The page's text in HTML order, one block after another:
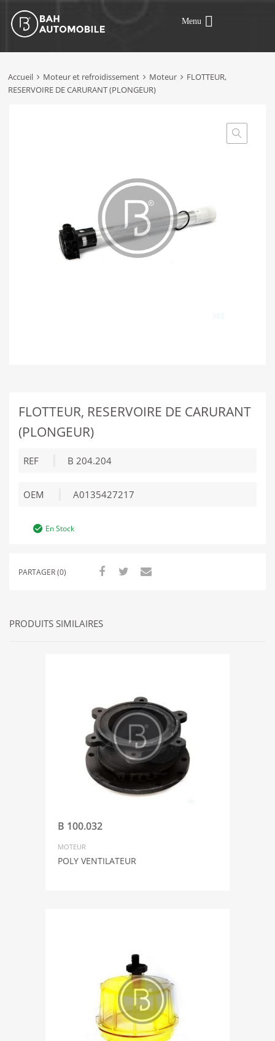
Menu
Accueil Moteur et refroidissement Moteur
FLOTTEUR,
RESERVOIRE DE CARURANT (PLONGEUR)
FLOTTEUR, RESERVOIRE DE CARURANT
(PLONGEUR)
REF B 204.204
OEM A0135427217
En Stock
PARTAGER (0)
PRODUITS SIMILAIRES
B 100.032
MOTEUR
POLY VENTILATEUR